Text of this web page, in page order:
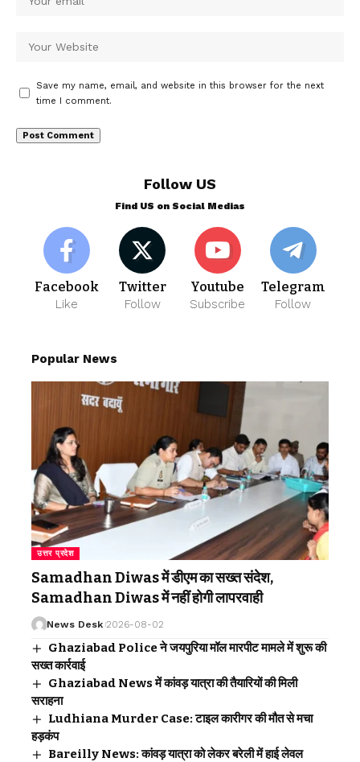
Save my name, email, and website in this browser for the next
time I comment.
Follow US
Find US on Social Medias
Facebook
Like
Twitter
Follow
Youtube
Subscribe
Telegram
Follow
Popular News
उत्तर प्रदेश
Samadhan Diwas में डीएम का सख्त संदेश,
Samadhan Diwas में नहीं होगी लापरवाही
News Desk 2026-08-02
Ghaziabad Police ने जयपुरिया मॉल मारपीट मामले में शुरू की
सख्त कार्रवाई
Ghaziabad News में कांवड़ यात्रा की तैयारियों की मिली
सराहना
Ludhiana Murder Case: टाइल कारीगर की मौत से मचा
हड़कंप
Bareilly News: कांवड़ यात्रा को लेकर बरेली में हाई लेवल